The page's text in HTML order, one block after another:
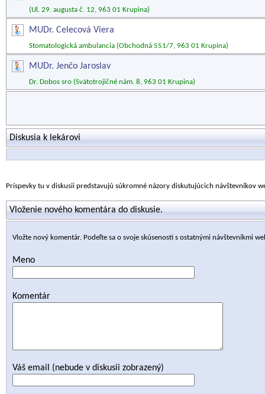
(Ul. 29. augusta č. 12, 963 01 Krupina)
MUDr. Celecová Viera
Stomatologická ambulancia (Obchodná 551/7, 963 01 Krupina)
MUDr. Jenčo Jaroslav
Dr. Dobos sro (Svätotrojičné nám. 8, 963 01 Krupina)
Diskusia k lekárovi
Príspevky tu v diskusii predstavujú súkromné názory diskutujúcich návštevníkov
Vloženie nového komentára do diskusie.
Vložte nový komentár. Podeľte sa o svoje skúsenosti s ostatnými návštevníkmi
Meno
Komentár
Váš email (nebude v diskusii zobrazený)